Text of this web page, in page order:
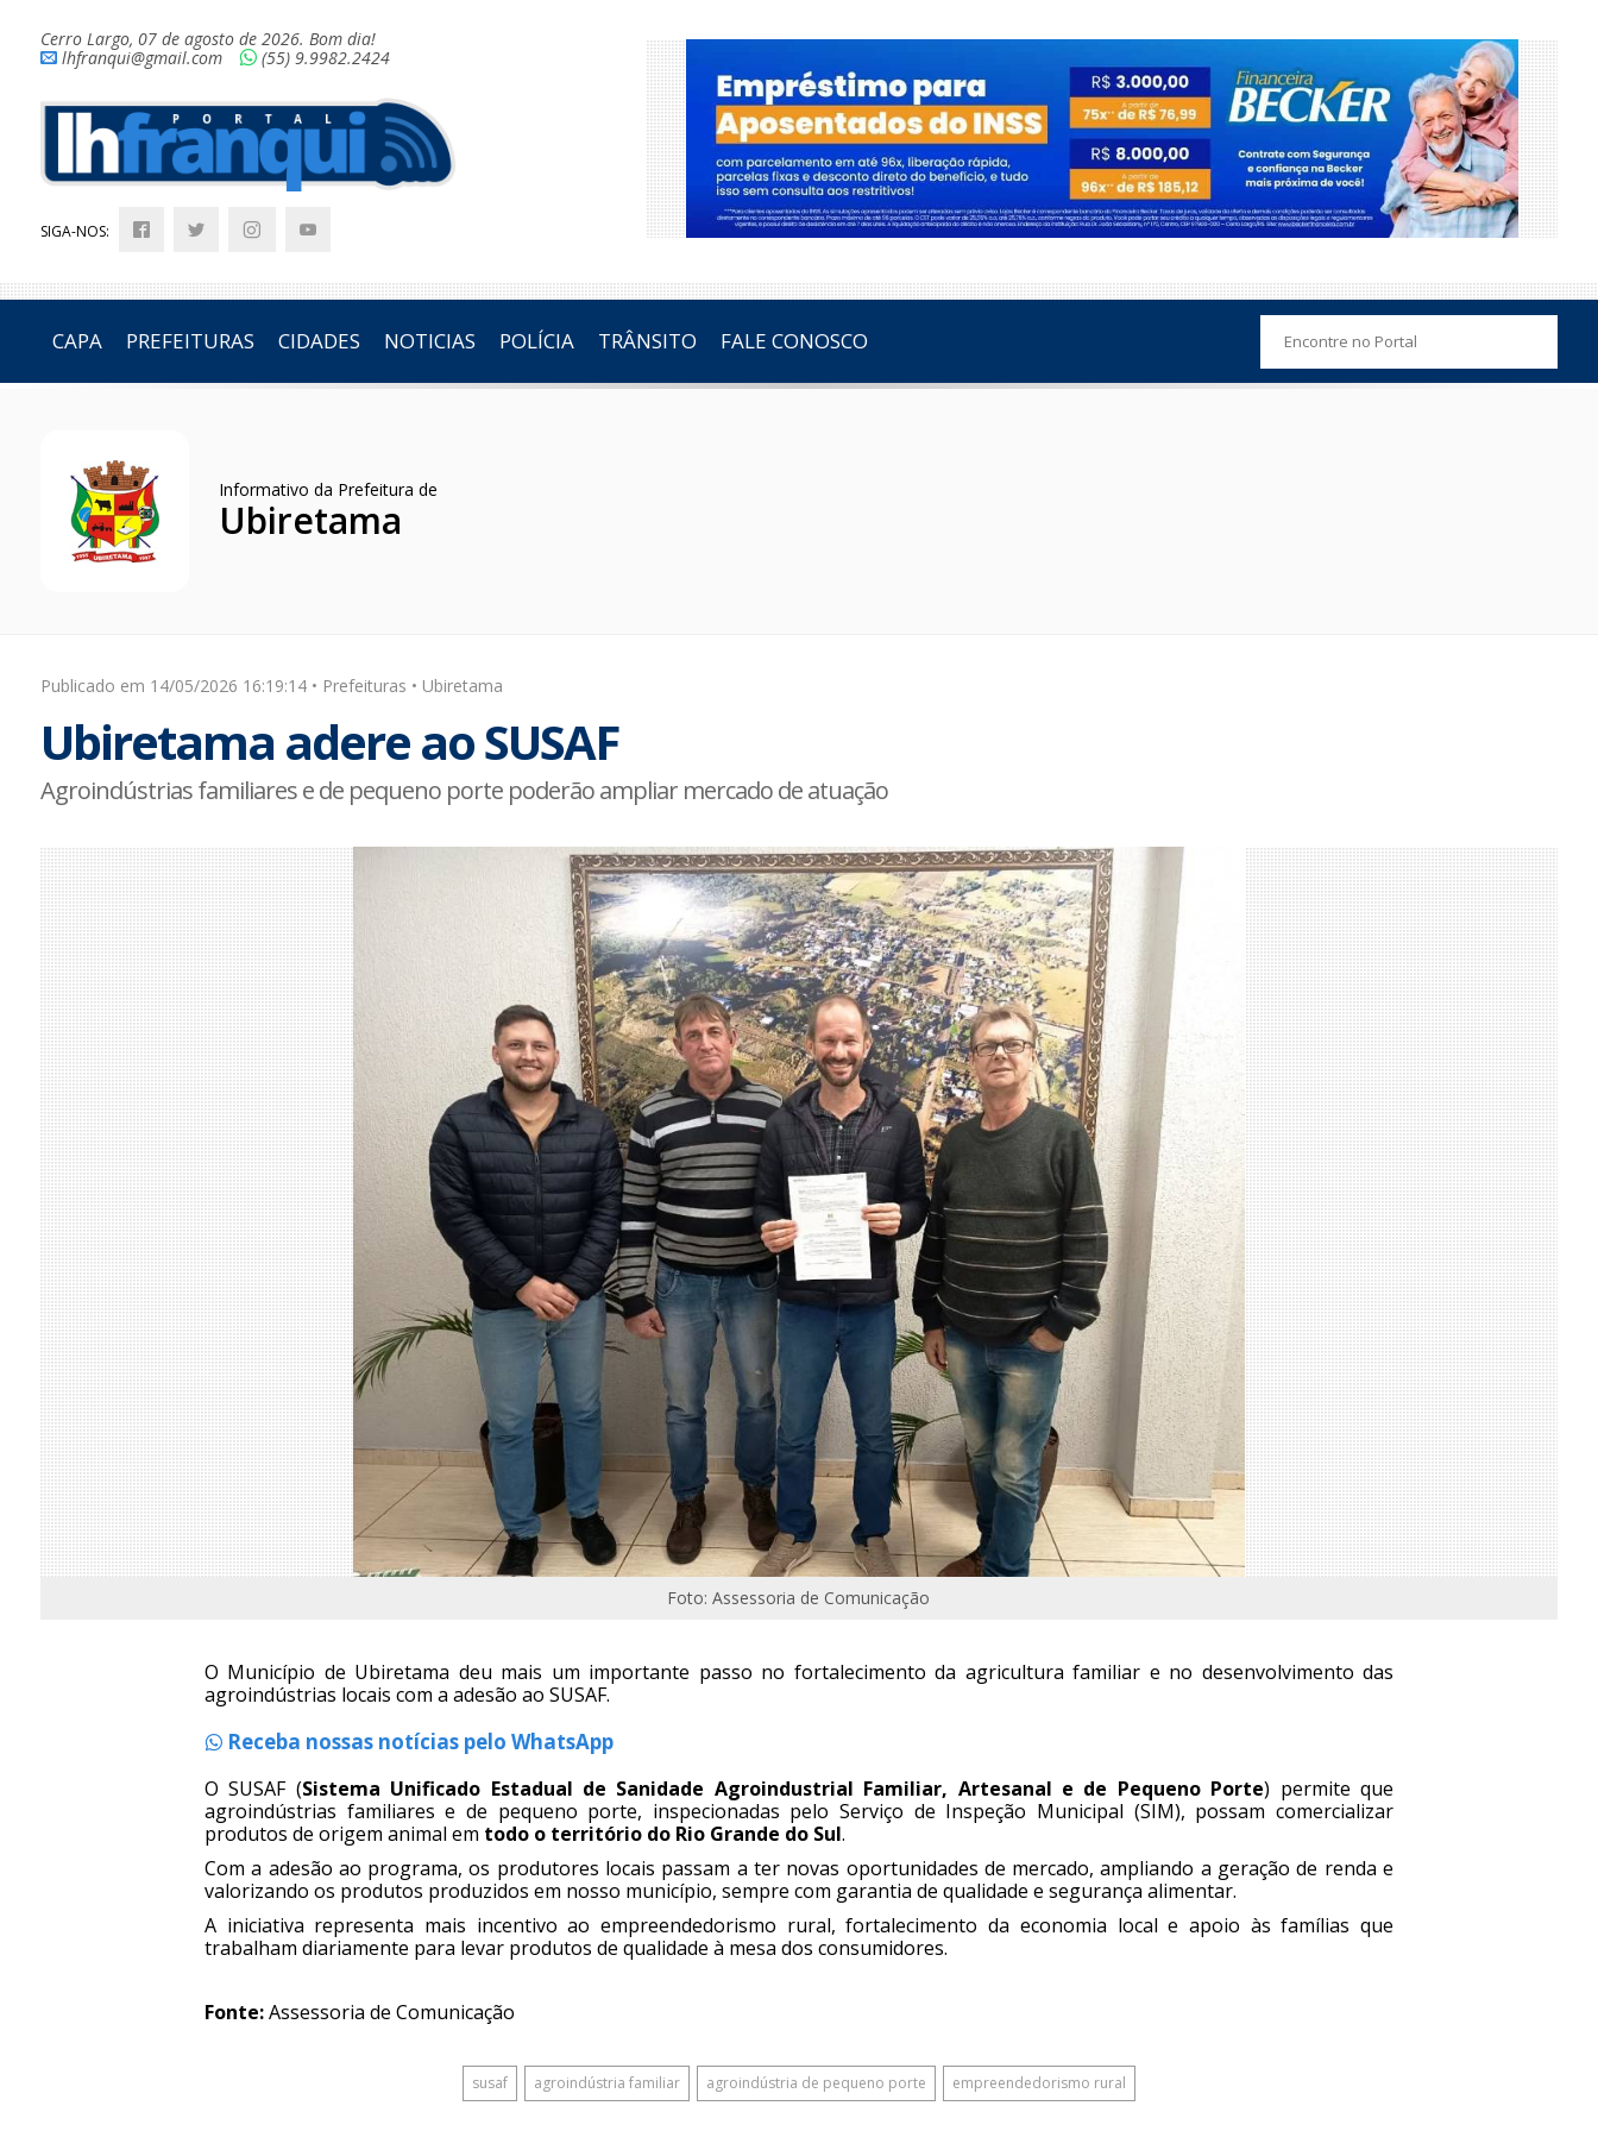
Cerro Largo, 07 de agosto de 2026. Bom dia!
lhfranqui@gmail.com
(55) 9.9982.2424
SIGA-NOS:
CAPA PREFEITURAS CIDADES NOTICIAS POLÍCIA TRÂNSITO FALE CONOSCO
Informativo da Prefeitura de
Ubiretama
Publicado em 14/05/2026 16:19:14 • Prefeituras • Ubiretama
Ubiretama adere ao SUSAF
Agroindústrias familiares e de pequeno porte poderão ampliar mercado de atuação
Foto: Assessoria de Comunicação
O Município de Ubiretama deu mais um importante passo no fortalecimento da agricultura familiar e no desenvolvimento das
agroindústrias locais com a adesão ao SUSAF.
Receba nossas notícias pelo WhatsApp
O SUSAF (Sistema Unificado Estadual de Sanidade Agroindustrial Familiar, Artesanal e de Pequeno Porte) permite que
agroindústrias familiares e de pequeno porte, inspecionadas pelo Serviço de Inspeção Municipal (SIM), possam comercializar
produtos de origem animal em todo o território do Rio Grande do Sul.
Com a adesão ao programa, os produtores locais passam a ter novas oportunidades de mercado, ampliando a geração de renda e
valorizando os produtos produzidos em nosso município, sempre com garantia de qualidade e segurança alimentar.
A iniciativa representa mais incentivo ao empreendedorismo rural, fortalecimento da economia local e apoio às famílias que
trabalham diariamente para levar produtos de qualidade à mesa dos consumidores.
Fonte:Assessoria de Comunicação
susaf agroindústria familiar agroindústria de pequeno porte empreendedorismo rural